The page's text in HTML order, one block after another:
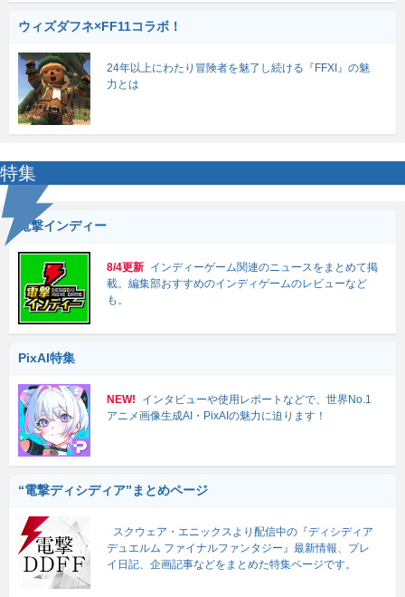
ウィズダフネ×FF11コラボ！
24年以上にわたり冒険者を魅了し続ける『FFXI』の魅
力とは
特集
電撃インディー
8/4更新 インディーゲーム関連のニュースをまとめて掲
載。編集部おすすめのインディゲームのレビューなど
も。
PixAI特集
NEW!
インタビューや使用レポートなどで、世界No.1
アニメ画像生成AI・PixAIの魅力に迫ります！
“電撃ディシディア”まとめページ
スクウェア・エニックスより配信中の『ディシディア
デュエルム ファイナルファンタジー』最新情報、プレ
イ日記、企画記事などをまとめた特集ページです。